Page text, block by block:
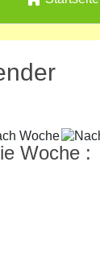
Woche :